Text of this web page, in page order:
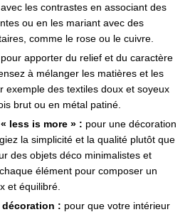
les contrastes en associant des
ou en les mariant avec des
comme le rose ou le cuivre.
pour apporter du relief et du caractère
à mélanger les matières et les
exemple des textiles doux et soyeux
brut ou en métal patiné.
less is more » : pour une décoration
la simplicité et la qualité plutôt que
des objets déco minimalistes et
élément pour composer un
et équilibré.
décoration : pour que votre intérieur